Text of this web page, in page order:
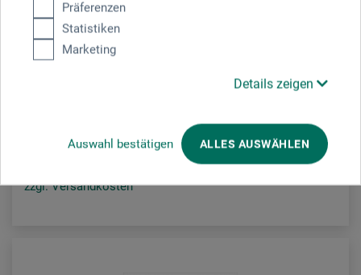
Präferenzen
Statistiken
Marketing
Details zeigen
Auswahl bestätigen ALLES AUSWÄHLEN
Hahnemühle
Britannia Akademie-Aquarellkarton
zzgl. Versandkosten